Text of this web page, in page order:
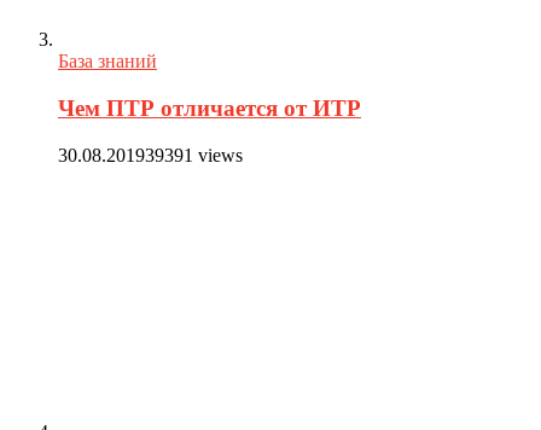
База знаний
Чем ПТР отличается от ИТР
30.08.201939391 views